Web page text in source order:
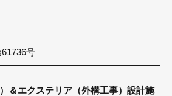
号
＆エクステリア（外構工事）設計施